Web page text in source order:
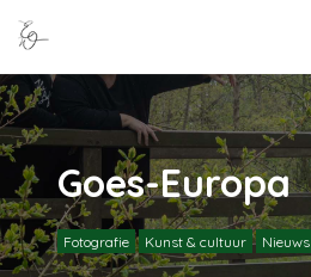
Goes-Europa
Fotografie Kunst & cultuur Nieuws